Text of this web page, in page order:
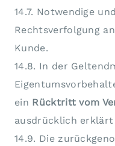
14.7. Notwendige
Rechtsverfolgung
Kunde.
14.8. In der
ein Rücktritt vom
ausdrücklich erklärt
14.9. Die